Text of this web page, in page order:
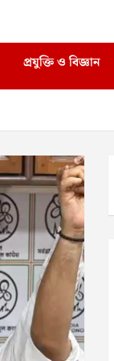
প্রযুক্তি ও বিজ্ঞান